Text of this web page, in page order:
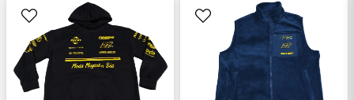
Peter
för 9 månader sedan